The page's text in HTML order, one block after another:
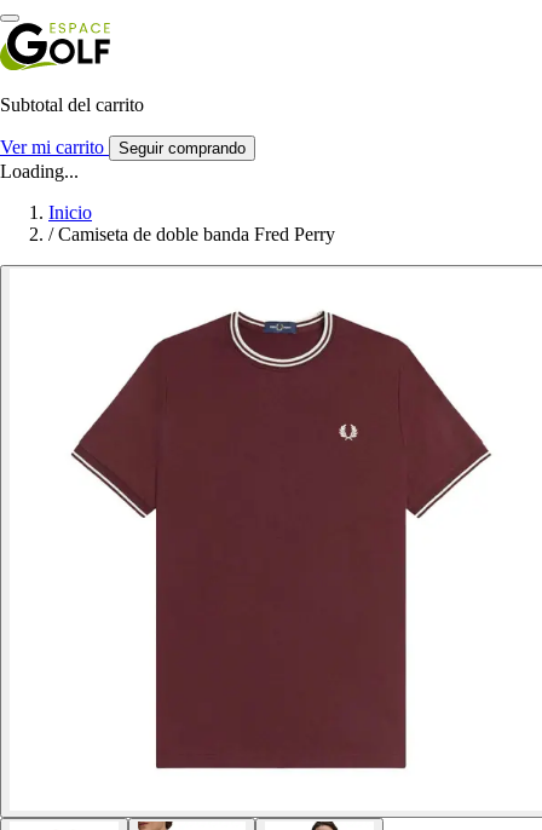
Subtotal del carrito
Ver mi carrito Seguir comprando
Loading...
Inicio
/ Camiseta de doble banda Fred Perry